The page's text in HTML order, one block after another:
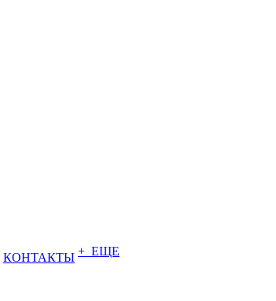
КОНТАКТЫ + ЕЩЕ